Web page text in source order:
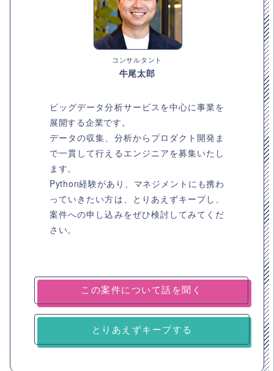
コンサルタント
牛尾太郎
ビッグデータ分析サービスを中心に事業を
展開する企業です。
データの収集、分析からプロダクト開発ま
で一貫して行えるエンジニアを募集いたし
ます。
Python経験があり、マネジメントにも携わ
っていきたい方は、とりあえずキープし、
案件への申し込みをぜひ検討してみてくだ
さい。
とりあえずキープする